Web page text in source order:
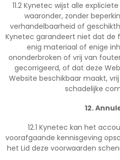
11.2 Kynetec wijst alle
waaronder, zonder
verhandelbaarheid of
Kynetec garandeert niet dat de
enig materiaal of enige
ononderbroken of vrij van
gecorrigeerd, of dat deze
Website beschikbaar maakt,
schadelijke
12.
12.1 Kynetec kan het
voorafgaande kennisgeving
het Lid deze voorwaarden